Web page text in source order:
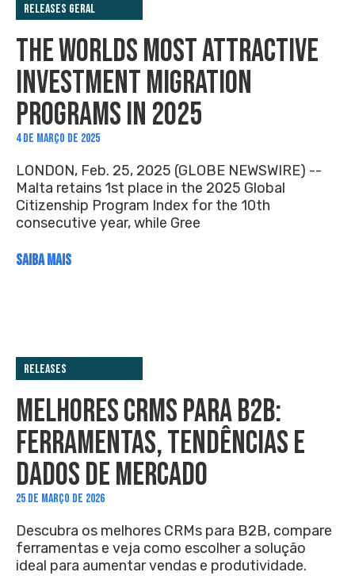
Releases Geral
THE WORLDS MOST ATTRACTIVE
INVESTMENT MIGRATION
PROGRAMS IN 2025
4 DE MARÇO DE 2025
LONDON, Feb. 25, 2025 (GLOBE NEWSWIRE) --
Malta retains 1st place in the 2025 Global
Citizenship Program Index for the 10th
consecutive year, while Gree
SAIBA MAIS
Releases
MELHORES CRMS PARA B2B:
FERRAMENTAS, TENDÊNCIAS E
DADOS DE MERCADO
25 DE MARÇO DE 2026
Descubra os melhores CRMs para B2B, compare
ferramentas e veja como escolher a solução
ideal para aumentar vendas e produtividade.